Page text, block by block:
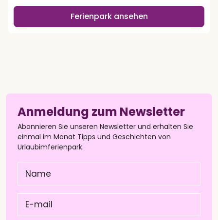
Ferienpark ansehen
Anmeldung zum Newsletter
Abonnieren Sie unseren Newsletter und erhalten Sie
einmal im Monat Tipps und Geschichten von
Urlaubimferienpark.
Name
mail (Pflichtfeld)